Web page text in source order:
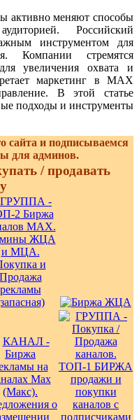
активно меняют способы
Российский
инструментом для
Компании стремятся
увеличения охвата и
маркетинг в MAX
В этой статье
подходы и инструменты
сайта и подписываемся
для админов.
/ продавать